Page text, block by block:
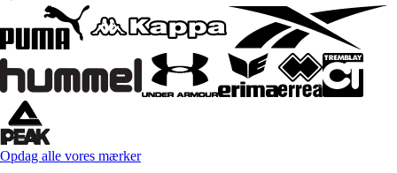
Opdag alle vores mærker